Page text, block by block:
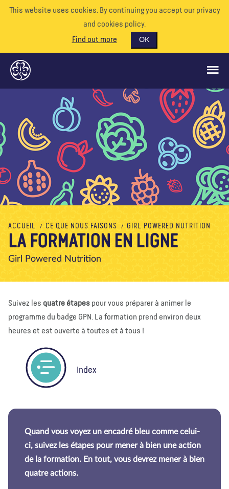
This website uses cookies. By continuing you accept our privacy
and cookies policy.
Find out more
OK
CE QUE NOUS FAISONS
SOUTENEZ-NOUS
EVÉNEMENTS
NOTRE MONDE
À propos de nous Blog Actualité Magasin
Contactez nous FAIRE UN DON
ACCUEIL CE QUE NOUS FAISONS GIRL POWERED NUTRITION
LA FORMATION EN LIGNE
Girl Powered Nutrition
Suivez les quatre étapes pour vous préparer à animer le
programme du badge GPN. La formation prend environ deux
heures et est ouverte à toutes et à tous !
Index
Quand vous voyez un encadré bleu comme celui-
ci, suivez les étapes pour mener à bien une action
de la formation. En tout, vous devrez mener à bien
quatre actions.